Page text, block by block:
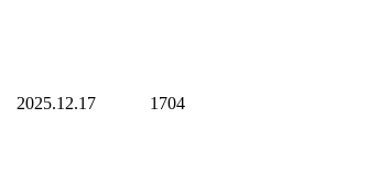
2025.12.17 1704